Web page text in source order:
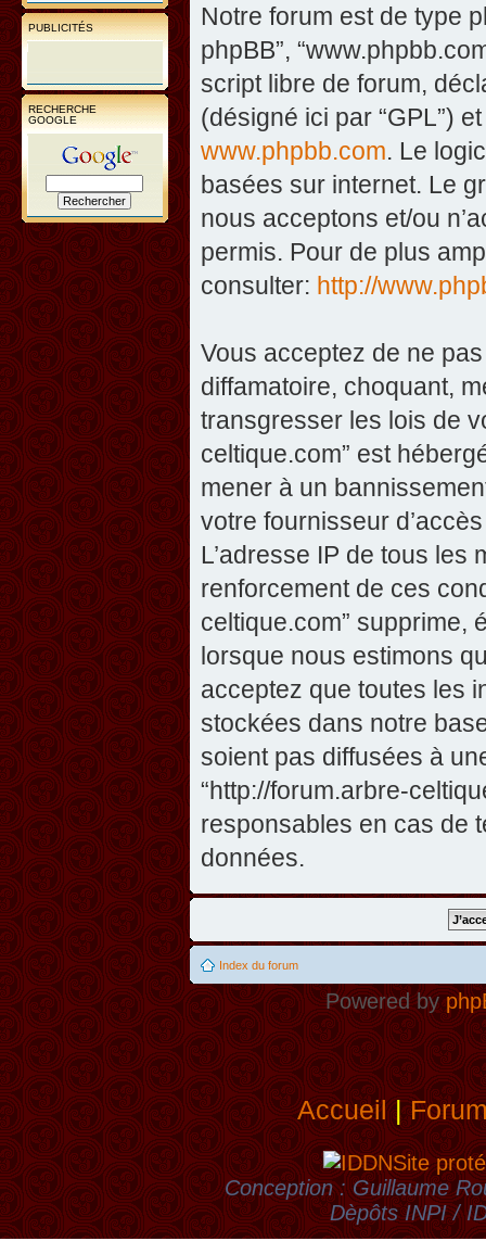
PUBLICITÉS
RECHERCHE
GOOGLE
Notre forum est de type
phpBB”,
script libre de forum,
(désigné ici par “GPL”)
www.phpbb.com. Le
basées sur internet. Le
nous acceptons et/ou
permis. Pour de plus
consulter: http://
Vous acceptez de ne
diffamatoire, choquant,
transgresser les lois de
celtique.com” est
mener à un
votre fournisseur
L’adresse IP de tous
renforcement de ces
celtique.com” supprime,
lorsque nous estimons
acceptez que toutes les
stockées dans notre
soient pas diffusées à
“http://forum.arbre-
responsables en cas de
données.
Index du forum
Powered by
Accueil|
Site
Conception : Guillaume
Dèpôts INPI /